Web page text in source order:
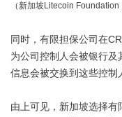
（新加坡Litecoin Foundation
同时，有限担保公司在
为公司控制人会被银行
信息会被交换到这些控制
由上可见，新加坡选择